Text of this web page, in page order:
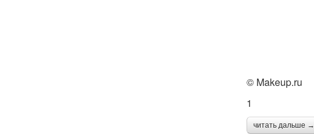
© Makeup.ru
1
читать дальше →